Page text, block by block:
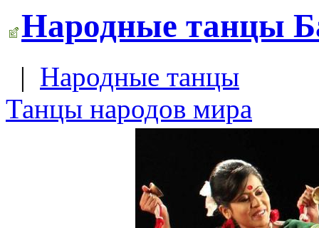
Народные танцы
| Народные танцы
Танцы народов мира